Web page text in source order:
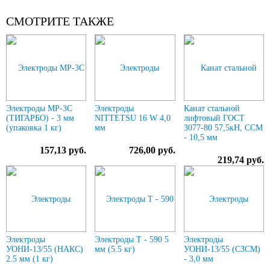
СМОТРИТЕ ТАКЖЕ
Электроды МР-3С
(ТИГАРБО) - 3 мм
(упаковка 1 кг)
157,13 руб.
Электроды
NITTETSU 16 W 4,0
мм
726,00 руб.
Канат стальной
лифтовый ГОСТ
3077-80 57,5кН, ССМ
- 10,5 мм
219,74 руб.
Электроды
УОНИ-13/55 (НАКС)
2.5 мм (1 кг)
Электроды Т - 590 5
мм (5.5 кг)
Электроды
УОНИ-13/55 (СЗСМ)
- 3,0 мм